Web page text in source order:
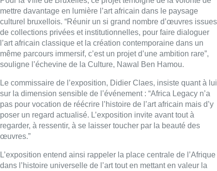
mettre davantage en lumière l’art africain dans le paysage
culturel bruxellois. “Réunir un si grand nombre d’œuvres issues
de collections privées et institutionnelles, pour faire dialoguer
l’art africain classique et la création contemporaine dans un
même parcours immersif, c’est un projet d’une ambition rare”,
souligne l’échevine de la Culture, Nawal Ben Hamou.
Le commissaire de l’exposition, Didier Claes, insiste quant à lui
sur la dimension sensible de l’événement : “Africa Legacy n’a
pas pour vocation de réécrire l’histoire de l’art africain mais d’y
poser un regard actualisé. L’exposition invite avant tout à
regarder, à ressentir, à se laisser toucher par la beauté des
œuvres.”
L’exposition entend ainsi rappeler la place centrale de l’Afrique
dans l’histoire universelle de l’art tout en mettant en valeur la